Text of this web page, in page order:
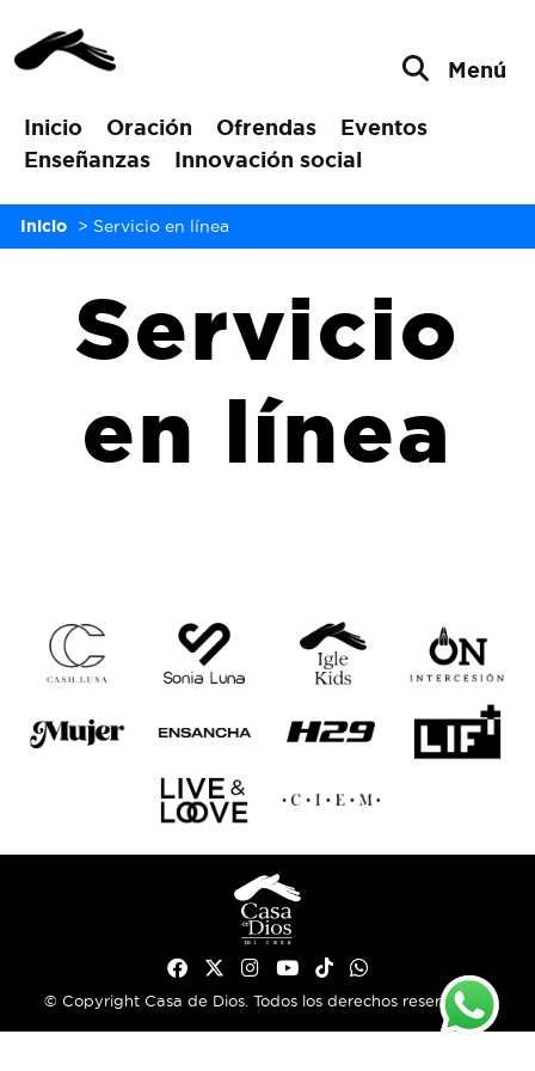
Inicio Oración Ofrendas
Eventos
Enseñanzas
Innovación social
Menú
Inicio > Servicio en línea
Servicio
en línea
© Copyright Casa de Dios. Todos los derechos reservados.